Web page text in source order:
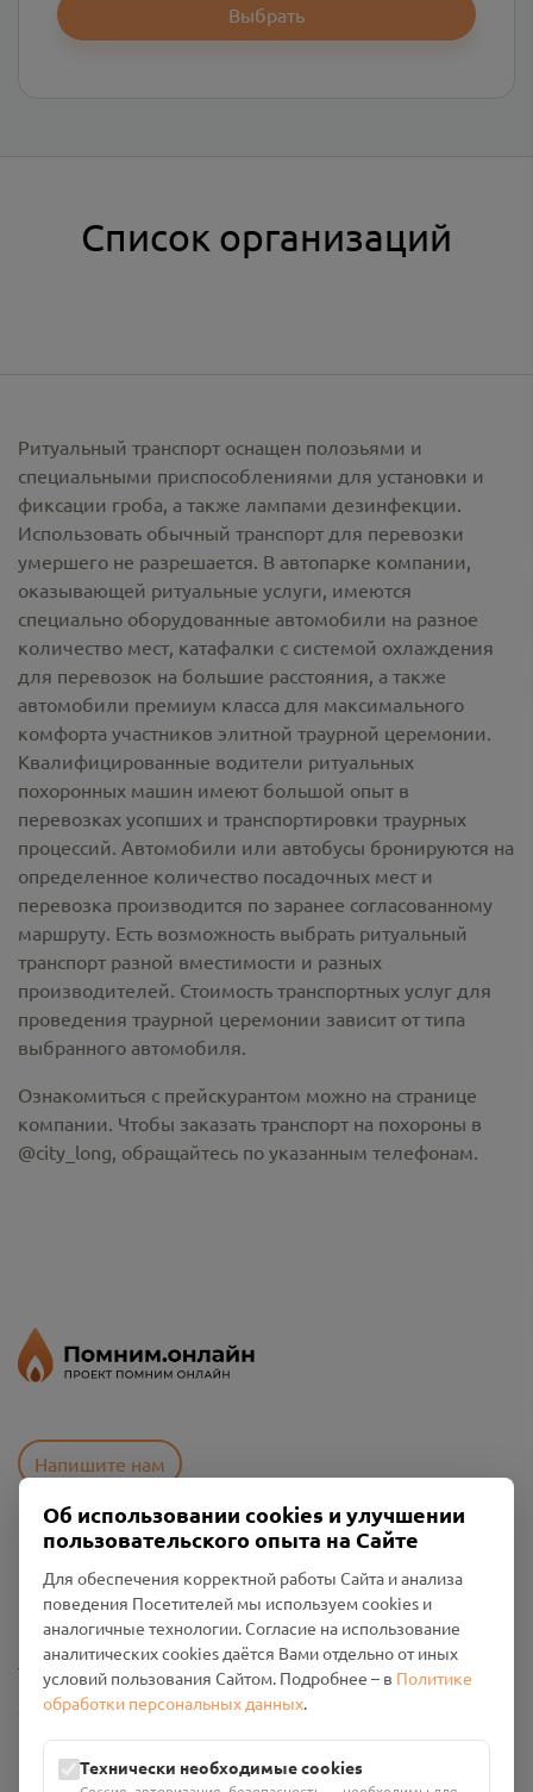
Выбрать
Список организаций
Ритуальный транспорт оснащен полозьями и
специальными приспособлениями для установки и
фиксации гроба, а также лампами дезинфекции.
Использовать обычный транспорт для перевозки
умершего не разрешается. В автопарке компании,
оказывающей ритуальные услуги, имеются
специально оборудованные автомобили на разное
количество мест, катафалки с системой охлаждения
для перевозок на большие расстояния, а также
автомобили премиум класса для максимального
комфорта участников элитной траурной церемонии.
Квалифицированные водители ритуальных
похоронных машин имеют большой опыт в
перевозках усопших и транспортировки траурных
процессий. Автомобили или автобусы бронируются на
определенное количество посадочных мест и
перевозка производится по заранее согласованному
маршруту. Есть возможность выбрать ритуальный
транспорт разной вместимости и разных
производителей. Стоимость транспортных услуг для
проведения траурной церемонии зависит от типа
выбранного автомобиля.
Ознакомиться с прейскурантом можно на странице
компании. Чтобы заказать транспорт на похороны в
@city_long, обращайтесь по указанным телефонам.
Напишите нам
Политика конфиденциальности
Промо-материалы
Настройки cookies
Общество с ограниченной ответственностью «Смоленский
Проект Помним»
ИНН: 6700029207 ОГРН: 1256700001986
Об использовании cookies и улучшении
пользовательского опыта на Сайте
Для обеспечения корректной работы Сайта и анализа
поведения Посетителей мы используем cookies и
аналогичные технологии. Согласие на использование
аналитических cookies даётся Вами отдельно от иных
условий пользования Сайтом. Подробнее – в Политике
обработки персональных данных.
Технически необходимые cookies